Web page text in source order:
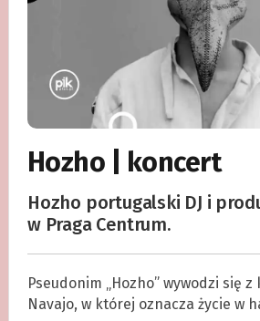
Hozho | koncert
Hozho portugalski DJ i
w Praga Centrum.
Pseudonim „Hozho” wywodzi się
Navajo, w której oznacza życie w